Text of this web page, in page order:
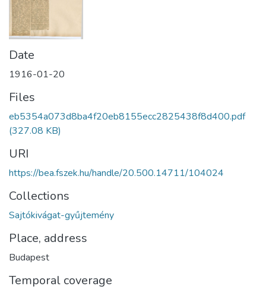
Date
1916-01-20
Files
eb5354a073d8ba4f20eb8155ecc2825438f8d400.pdf
(327.08 KB)
URI
https://bea.fszek.hu/handle/20.500.14711/104024
Collections
Sajtókivágat-gyűjtemény
Place, address
Budapest
Temporal coverage